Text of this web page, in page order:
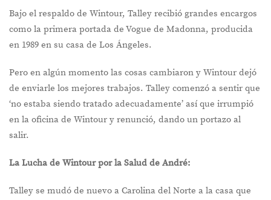
Bajo el respaldo de Wintour, Talley recibió grandes encargos
como la primera portada de Vogue de Madonna, producida
en 1989 en su casa de Los Ángeles.
Pero en algún momento las cosas cambiaron y Wintour dejó
de enviarle los mejores trabajos. Talley comenzó a sentir que
‘no estaba siendo tratado adecuadamente’ así que irrumpió
en la oficina de Wintour y renunció, dando un portazo al
salir.
La Lucha de Wintour por la Salud de André:
Talley se mudó de nuevo a Carolina del Norte a la casa que